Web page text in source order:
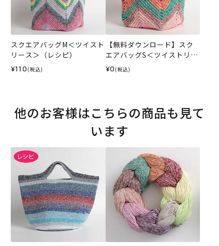
スクエアバッグM＜ツイスト
リース＞（レシピ）
¥110 (税込)
【無料ダウンロード】スク
エアバッグS＜ツイストリー
ス＞（レシピ）
¥0 (税込)
他のお客様はこちらの商品も見て
います